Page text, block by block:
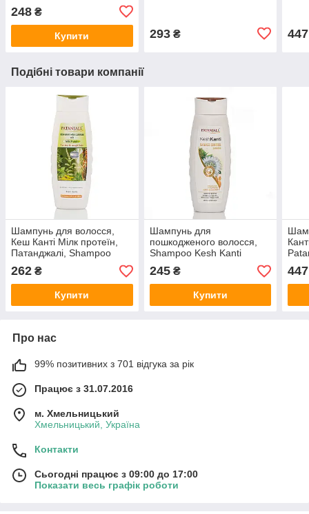
Ayurveda , 200 мл
248 ₴
Купити 293₴ 447
Подібні товари компанії
Шампунь для волосся,
Кеш Канті Мілк протеїн,
Патанджалі, Shampoo
Kesh Kanti Milk Protein,
Patanjali 200 ml
262 ₴
Купити
Шампунь для
пошкодженого волосся,
Shampoo Kesh Kanti
Damage Controil, Patanjali,
200 ml
245₴
Купити
447
Про нас
99% позитивних з 701 відгука за рік
Працює з 31.07.2016
м. Хмельницький
Хмельницький, Україна
Контакти
Сьогодні працює з 09:00 до 17:00
Показати весь графік роботи